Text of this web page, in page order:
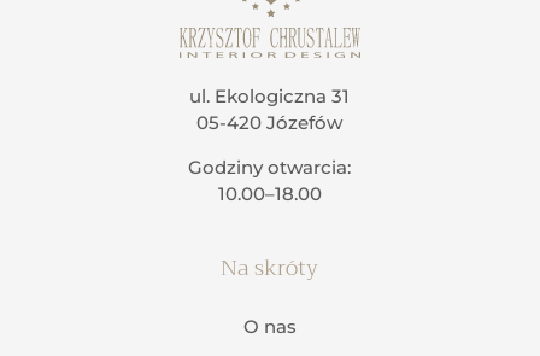
ul. Ekologiczna 31
05-420 Józefów
Godziny otwarcia:
10.00–18.00
Na skróty
O nas